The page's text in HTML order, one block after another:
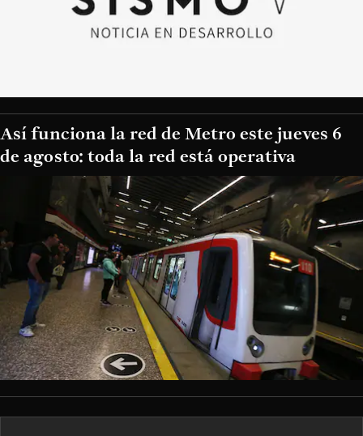
Así funciona la red de Metro este jueves 6
de agosto: toda la red está operativa